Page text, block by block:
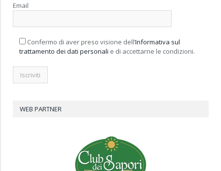
Email
Confermo di aver preso visione dell’Informativa sul
trattamento dei dati personali e di accettarne le condizioni.
WEB PARTNER